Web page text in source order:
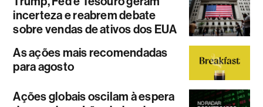
incerteza e reabrem debate
sobre vendas de ativos dos EUA
As ações mais recomendadas
para agosto
Ações globais oscilam à espera